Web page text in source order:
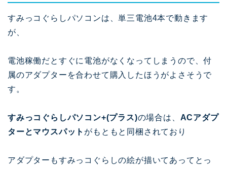
すみっコぐらしパソコンは、単三電池4本で動きます
が、
電池稼働だとすぐに電池がなくなってしまうので、付
属のアダプターを合わせて購入したほうがよさそうで
す。
すみっコぐらしパソコン+(プラス)の場合は、 ACアダプ
ターとマウスパット がもともと同梱されており
アダプターもすみっコぐらしの絵が描いてあってとっ